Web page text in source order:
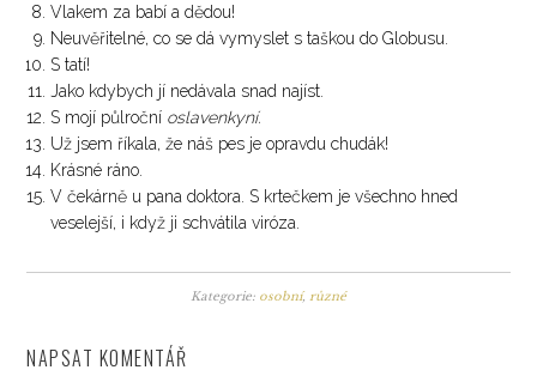
Vlakem za babí a dědou!
Neuvěřitelné, co se dá vymyslet s taškou do Globusu.
S tatí!
Jako kdybych jí nedávala snad najíst.
S mojí půlroční oslavenkyní.
Už jsem říkala, že náš pes je opravdu chudák!
Krásné ráno.
V čekárně u pana doktora. S krtečkem je všechno hned
veselejší, i když ji schvátila viróza.
Kategorie: osobní, různé
NAPSAT KOMENTÁŘ